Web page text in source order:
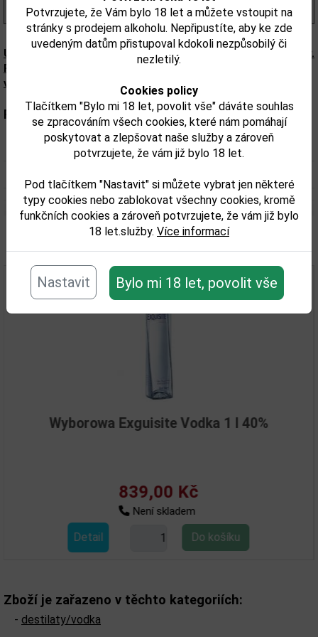
Potvrzujete, že Vám bylo 18 let a můžete vstoupit na
stránky s prodejem alkoholu. Nepřipustíte, aby ke zde
uvedeným datům přistupoval kdokoli nezpůsobilý či
nezletilý.
Cookies policy
Tlačítkem "Bylo mi 18 let, povolit vše" dáváte souhlas
se zpracováním všech cookies, které nám pomáhají
poskytovat a zlepšovat naše služby a zároveň
potvrzujete, že vám již bylo 18 let.
Pod tlačítkem "Nastavit" si můžete vybrat jen některé
typy cookies nebo zablokovat všechny cookies, kromě
funkčních cookies a zároveň potvrzujete, že vám již bylo
18 let.služby. Více informací
Nastavit Bylo mi 18 let, povolit vše
(380,00 Kč/l)
Upozorňujeme, že tento produkt může obsahovat alergeny.
Přesné složení a alergeny jsou k dispozici na obalu
výrobku. Zkontrolujte prosím před konzumací.
Parametry:
Obsah alkoholu obj. %:
Související zboží
Wyborowa Exguisite Vodka 1 l 40%
839,00 Kč
Není skladem
Zboží je zařazeno v těchto kategoriích:
- destilaty/vodka